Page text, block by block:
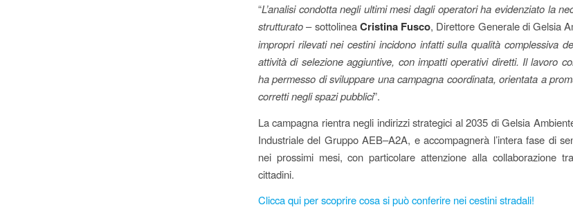
“L’analisi condotta negli ultimi mesi dagli operatori ha evidenziato la
strutturato– sottolineaCristina Fusco, Direttore Generale di Gelsia
impropri rilevati nei cestini incidono infatti sulla qualità complessiva
attività di selezione aggiuntive, con impatti operativi diretti. Il lavoro
ha permesso di sviluppare una campagna coordinata, orientata a
corretti negli spazi pubblici”.
La campagna rientra negli indirizzi strategici al 2035 di Gelsia
Industriale del Gruppo AEB–A2A, e accompagnerà l’intera fase di
nei prossimi mesi, con particolare attenzione alla collaborazione
cittadini.
Clicca qui per scoprire cosa si può conferire nei cestini stradali!